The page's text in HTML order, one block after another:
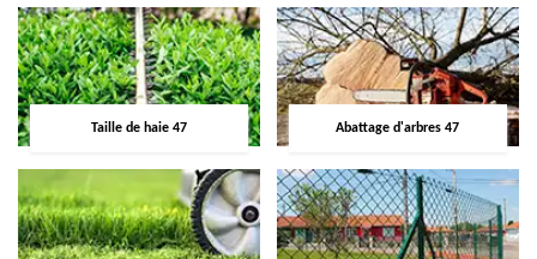
Taille de haie 47 Abattage d'arbres 47